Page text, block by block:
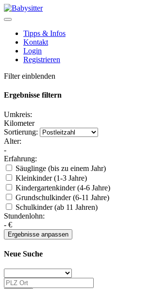
Tipps & Infos
Kontakt
Login
Registrieren
Filter einblenden
Ergebnisse filtern
Umkreis:
Kilometer
Sortierung:
Alter:
-
Erfahrung:
Säuglinge (bis zu einem Jahr)
Kleinkinder (1-3 Jahre)
Kindergartenkinder (4-6 Jahre)
Grundschulkinder (6-11 Jahre)
Schulkinder (ab 11 Jahren)
Stundenlohn:
- €
Neue Suche